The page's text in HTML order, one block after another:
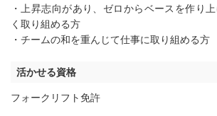
・上昇志向があり、ゼロからベースを作り
く取り組める方
・チームの和を重んじて仕事に取り組める方
活かせる資格
フォークリフト免許